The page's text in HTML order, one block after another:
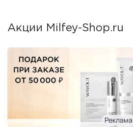
Акции Milfey-Shop.ru
Реклама